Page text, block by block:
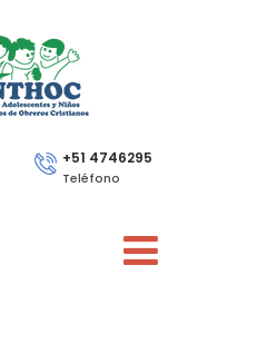
+51 4746295
Teléfono